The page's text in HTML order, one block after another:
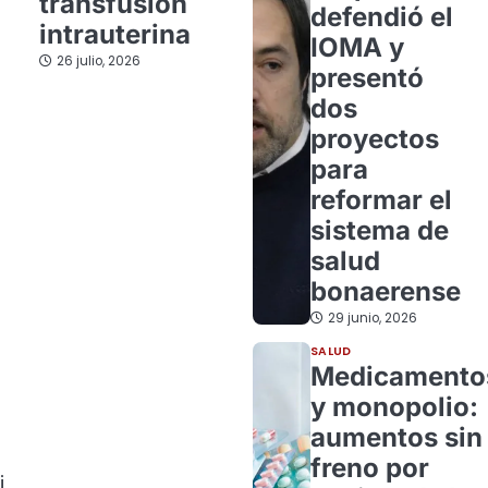
intrauterina
26 julio, 2026
defendió el
IOMA y
presentó
dos
proyectos
para
reformar el
sistema de
salud
bonaerense
29 junio, 2026
SALUD
y monopolio:
aumentos sin
freno por